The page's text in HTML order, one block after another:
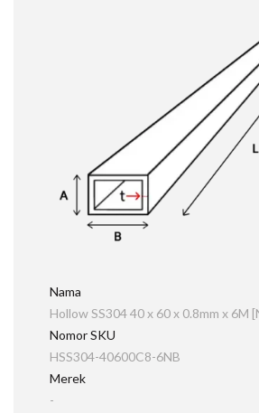
Nama
Hollow SS304 40 x 60 x 0.8mm x 6M
Nomor SKU
HSS304-40600C8-6NB
Merek
-